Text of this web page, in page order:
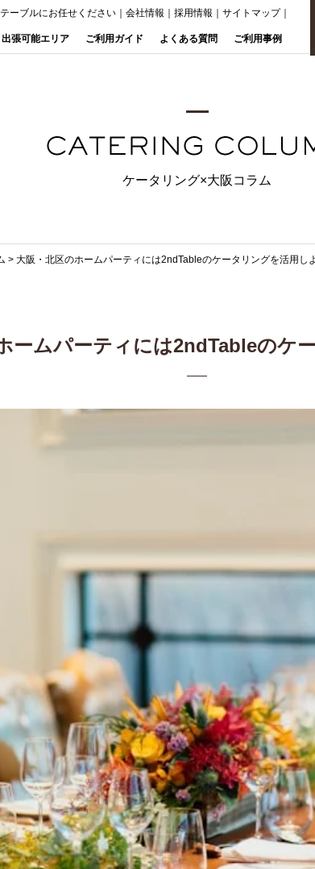
ーブルにお任せください 会社情報 採用情報 サイトマップ｜
出張可能エリア ご利用ガイド よくある質問 ご利用事例
ケータリング×大阪コラム
> 大阪・北区のホームパーティには2ndTableのケータリングを活用し
ームパーティには2ndTableのケ